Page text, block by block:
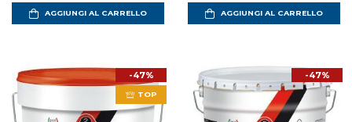
AGGIUNGI AL CARRELLO AGGIUNGI AL CARRELLO
-47%
TOP
-47%